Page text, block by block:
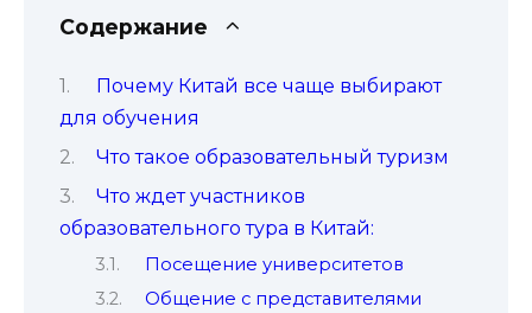
Содержание
Почему Китай все чаще выбирают
для обучения
Что такое образовательный туризм
Что ждет участников
образовательного тура в Китай:
Посещение университетов
Общение с представителями